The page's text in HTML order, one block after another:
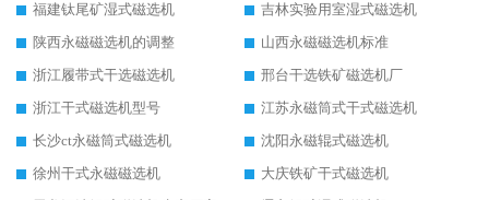
福建钛尾矿湿式磁选机
吉林实验用室湿式磁选机
陕西永磁磁选机的调整
山西永磁磁选机标准
浙江履带式干选磁选机
邢台干选铁矿磁选机厂
浙江干式磁选机型号
江苏永磁筒式干式磁选机
长沙ct永磁筒式磁选机
沈阳永磁辊式磁选机
徐州干式永磁磁选机
大庆铁矿干式磁选机